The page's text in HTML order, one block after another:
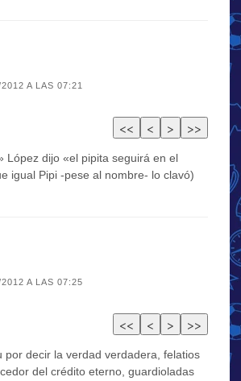
A LAS 07:21
López dijo «el pipita seguirá en el
igual Pipi -pese al nombre- lo clavó)
A LAS 07:25
por decir la verdad verdadera, felatios
del crédito eterno, guardioladas